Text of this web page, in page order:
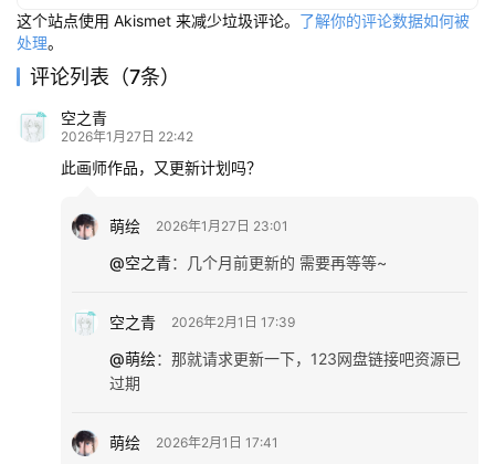
这个站点使用 Akismet 来减少垃圾评论。 了解你的评论数据如何被
处理。
评论列表（7条）
空之青
2026年1月27日 22:42
此画师作品，又更新计划吗？
萌绘 2026年1月27日 23:01
@空之青： 几个月前更新的 需要再等等~
空之青 2026年2月1日 17:39
@萌绘： 那就请求更新一下，123网盘链接吧资源已
过期
萌绘 2026年2月1日 17:41